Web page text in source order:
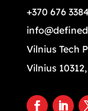
+370 676
Vilnius Tech
Vilnius